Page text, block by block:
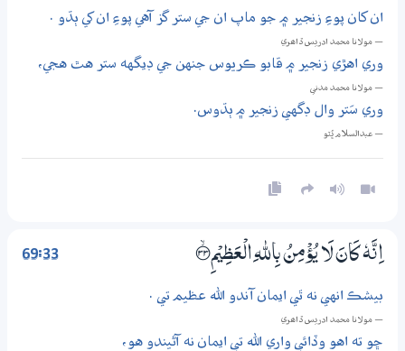
ان کان پوءِ زنجير ۾ جو ماپ ان جي ستر گز آهي پوءِ ان کي ٻڌو .
— مولانا محمد ادريس ڏاھري
وري اهڙي زنجير ۾ قابو ڪريوس جنهن جي ڊيگهه ستر هٿ هجي،
— مولانا محمد مدني
وري سَتر وال ڊگهي زنجير ۾ ٻڌوس.
— عبدالسلام ڀُٽو
69:33 اِنَّهٗ كَانَ لَا يُؤْمِنُ بِاللّٰهِ الْعَظِيْمِ ؀ۙ33
بيشڪ انهي نه ٿي ايمان آندو الله عظيم تي .
— مولانا محمد ادريس ڏاھري
ڇو ته اهو وڏائي واري الله تي ايمان نه آڻيندو هو،